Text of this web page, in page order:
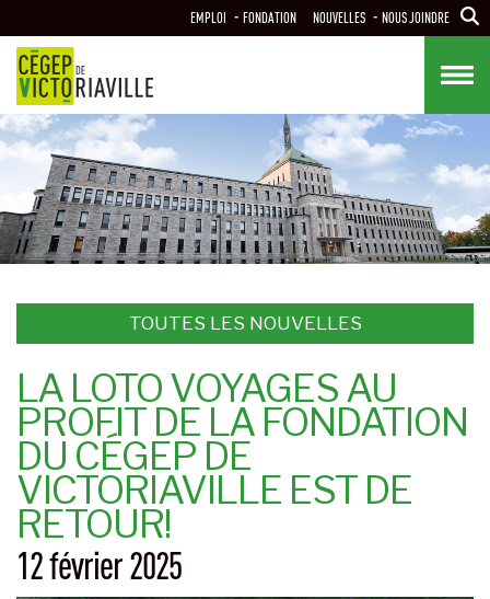
au
contenu
principal
EMPLOI FONDATION NOUVELLES NOUS JOINDRE
TOUTES LES NOUVELLES
LA LOTO VOYAGES AU
PROFIT DE LA FONDATION
DU CÉGEP DE
VICTORIAVILLE EST DE
RETOUR!
12 février 2025